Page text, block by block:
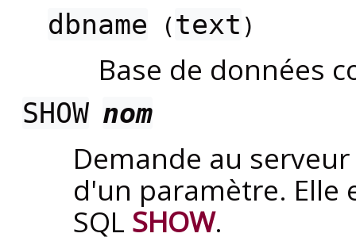
dbname (text )
Base de données
SHOW nom
Demande au
d'un paramètre. Elle
SQL SHOW.